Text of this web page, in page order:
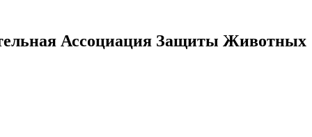
Ассоциация Защиты Животных